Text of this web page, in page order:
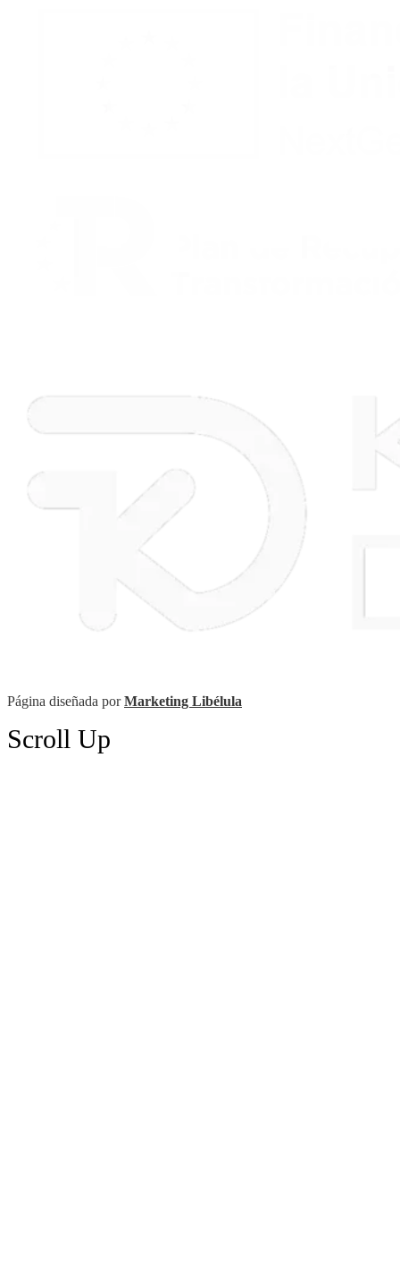
Página diseñada porMarketing Libélula
Scroll Up